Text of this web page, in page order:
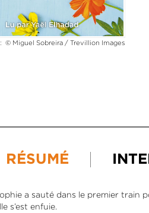
© Miguel Sobreira / Trevillion Images
RÉSUMÉ
a sauté dans le premier train
s’est enfuie.